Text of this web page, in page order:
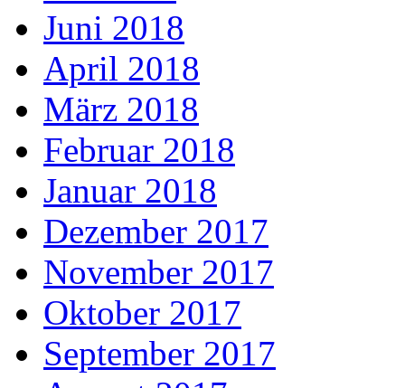
Juni 2018
April 2018
März 2018
Februar 2018
Januar 2018
Dezember 2017
November 2017
Oktober 2017
September 2017